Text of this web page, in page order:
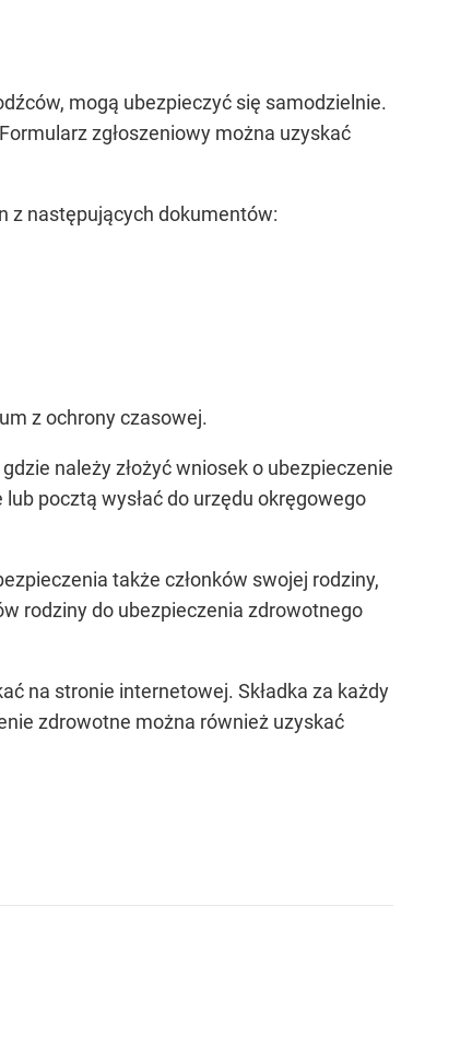
mogą ubezpieczyć się samodzielnie.
zgłoszeniowy można uzyskać
z następujących dokumentów:
z ochrony czasowej.
należy złożyć wniosek o ubezpieczenie
pocztą wysłać do urzędu okręgowego
także członków swojej rodziny,
rodziny do ubezpieczenia zdrowotnego
na stronie internetowej. Składka za każdy
zdrowotne można również uzyskać